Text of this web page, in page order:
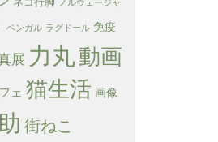
ベンガル ラグドール 免疫
展 力丸動画
ェ 猫生活 画像
街ねこ